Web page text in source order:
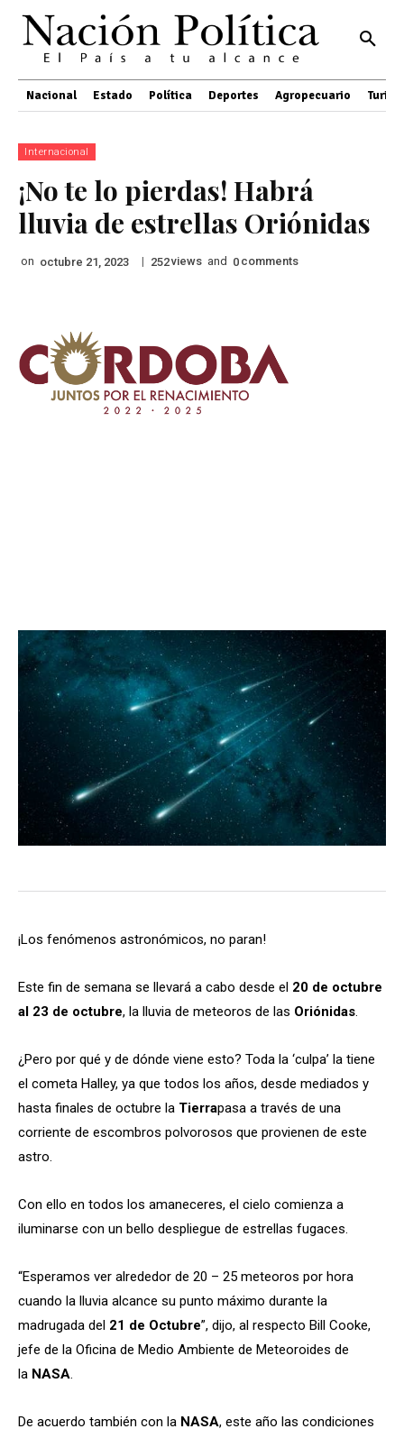
Nacional Estado Política Deportes Agropecuario
Internacional
¡No te lo pierdas! Habrá
lluvia de estrellas Oriónidas
on octubre 21, 2023 | 252views and 0 comments
¡Los fenómenos astronómicos, no paran!
Este fin de semana se llevará a cabo desde el 20 de octubre
al 23 de octubre, la lluvia de meteoros de las Oriónidas.
¿Pero por qué y de dónde viene esto? Toda la ‘culpa’ la tiene
el cometa Halley, ya que todos los años, desde mediados y
hasta finales de octubre la Tierrapasa a través de una
corriente de escombros polvorosos que provienen de este
astro.
Con ello en todos los amaneceres, el cielo comienza a
iluminarse con un bello despliegue de estrellas fugaces.
“Esperamos ver alrededor de 20 – 25 meteoros por hora
cuando la lluvia alcance su punto máximo durante la
madrugada del 21 de Octubre”, dijo, al respecto Bill Cooke,
jefe de la Oficina de Medio Ambiente de Meteoroides de
la NASA.
De acuerdo también con la NASA, este año las condiciones